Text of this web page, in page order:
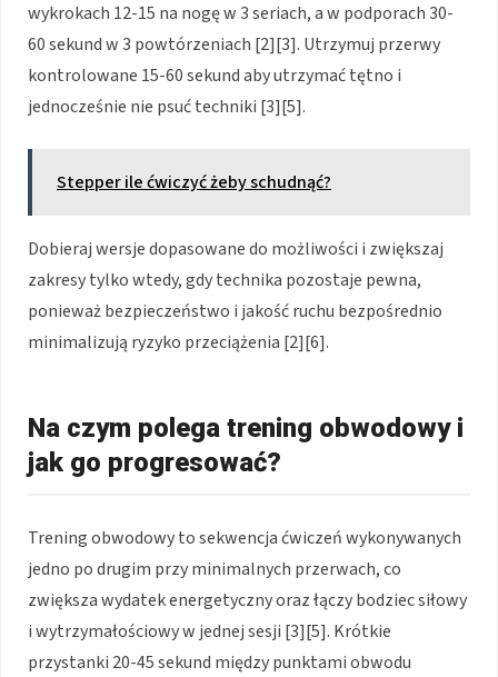
wykrokach 12-15 na nogę w 3 seriach, a w podporach 30-
60 sekund w 3 powtórzeniach [2][3]. Utrzymuj przerwy
kontrolowane 15-60 sekund aby utrzymać tętno i
jednocześnie nie psuć techniki [3][5].
Stepper ile ćwiczyć żeby schudnąć?
Dobieraj wersje dopasowane do możliwości i zwiększaj
zakresy tylko wtedy, gdy technika pozostaje pewna,
ponieważ bezpieczeństwo i jakość ruchu bezpośrednio
minimalizują ryzyko przeciążenia [2][6].
Na czym polega trening obwodowy i
jak go progresować?
Trening obwodowy to sekwencja ćwiczeń wykonywanych
jedno po drugim przy minimalnych przerwach, co
zwiększa wydatek energetyczny oraz łączy bodziec siłowy
i wytrzymałościowy w jednej sesji [3][5]. Krótkie
przystanki 20-45 sekund między punktami obwodu